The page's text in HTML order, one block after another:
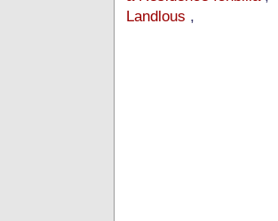
Landlous ,